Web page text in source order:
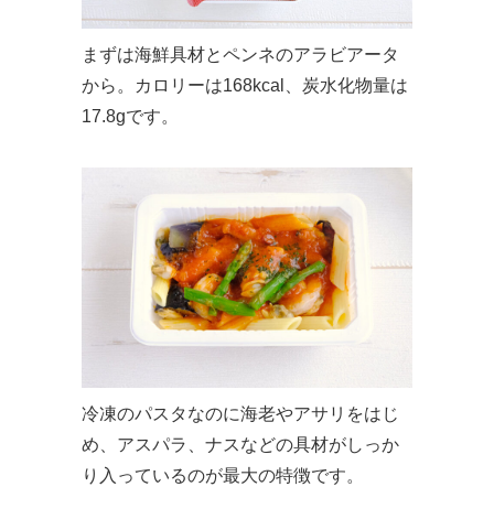
まずは海鮮具材とペンネのアラビアータ
から。カロリーは168kcal、炭水化物量は
17.8gです。
冷凍のパスタなのに海老やアサリをはじ
め、アスパラ、ナスなどの具材がしっか
り入っているのが最大の特徴です。